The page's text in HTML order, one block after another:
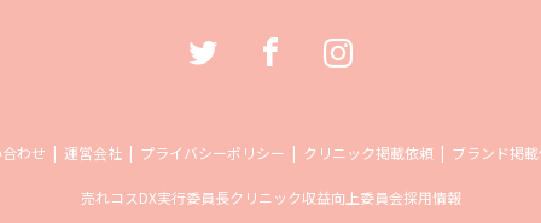
わせ 運営会社 プライバシーポリシー クリニック掲載依頼 ブランド掲
売れコスDX実行委員長クリニック収益向上委員会採用情報